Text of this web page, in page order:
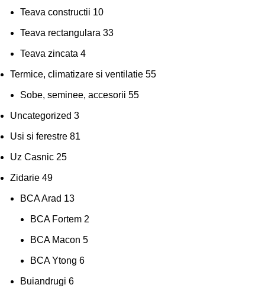
Teava constructii 10
Teava rectangulara 33
Teava zincata 4
Termice, climatizare si ventilatie 55
Sobe, seminee, accesorii 55
Uncategorized 3
Usi si ferestre 81
Uz Casnic 25
Zidarie 49
BCA Arad 13
BCA Fortem 2
BCA Macon 5
BCA Ytong 6
Buiandrugi 6